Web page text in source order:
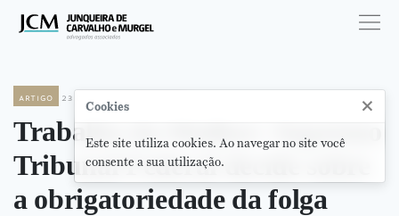
artigo 23 de novembro de 2023
Trabalho da Mulher: Supremo
Tribunal Federal decide sobre
a obrigatoriedade da folga
Cookies ×
Este site utiliza cookies. Ao navegar no site você
consente a sua utilização.